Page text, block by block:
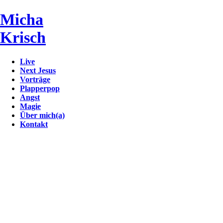
Micha
Krisch
Live
Next Jesus
Vorträge
Plapperpop
Angst
Magie
Über mich(a)
Kontakt